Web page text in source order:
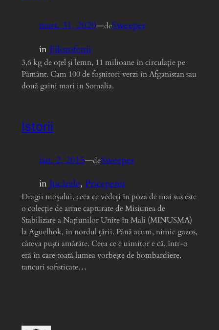
mart. 31, 2020—deSweeper
in Filozofenii
3,6 kg de oţel şi lemn, 11 milioane în circulaţie pe
Pământ. Cam 100 de foşnitori verzi in Afganistan sau
două gaini mari in Somalia.
Istorii
ian. 2, 2015—deSweeper
inJucărele, Pricepenii
Dragii moșului, ceea ce vedeți în poza de mai sus este
o colecție de arme capturate de Misiunea de
Stabilizare a Națiunilor Unite în Mali (MINUSMA)
la Aguelhok, în nordul țării. Până acum, nimic gazos,
câteva puști amărâte. Ceea ce e uimitor e că, într-o
eră în care toată lumea vorbește de bombardiere,
tancuri sofisticate…